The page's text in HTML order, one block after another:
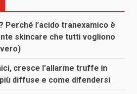
Perché l’acido tranexamico è
skincare che tutti vogliono
cresce l’allarme truffe in
diffuse e come difendersi